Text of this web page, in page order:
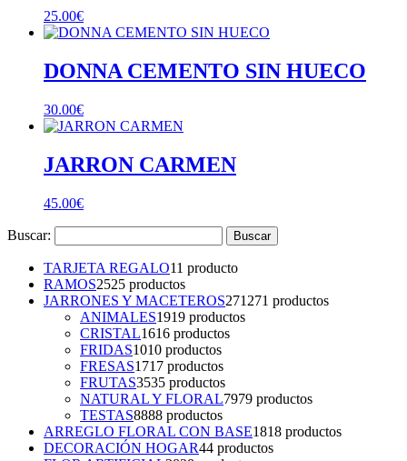
25.00€
DONNA CEMENTO SIN HUECO
30.00€
JARRON CARMEN
45.00€
Buscar:
TARJETA REGALO11 producto
RAMOS2525 productos
JARRONES Y MACETEROS271 271 productos
ANIMALES1919 productos
CRISTAL1616 productos
FRIDAS1010 productos
FRESAS1717 productos
FRUTAS3535 productos
NATURAL Y FLORAL7979 productos
TESTAS8888 productos
ARREGLO FLORAL CON BASE1818 productos
DECORACIÓN HOGAR44 productos